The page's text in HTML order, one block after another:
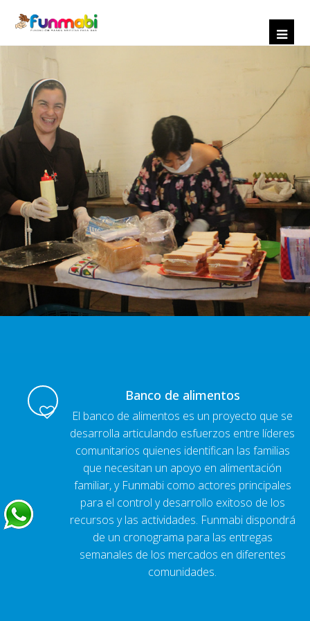
Banco de alimentos
El banco de alimentos es un proyecto que se
desarrolla articulando esfuerzos entre líderes
comunitarios quienes identifican las familias
que necesitan un apoyo en alimentación
familiar, y Funmabi como actores principales
para el control y desarrollo exitoso de los
recursos y las actividades. Funmabi dispondrá
de un cronograma para las entregas
semanales de los mercados en diferentes
comunidades.